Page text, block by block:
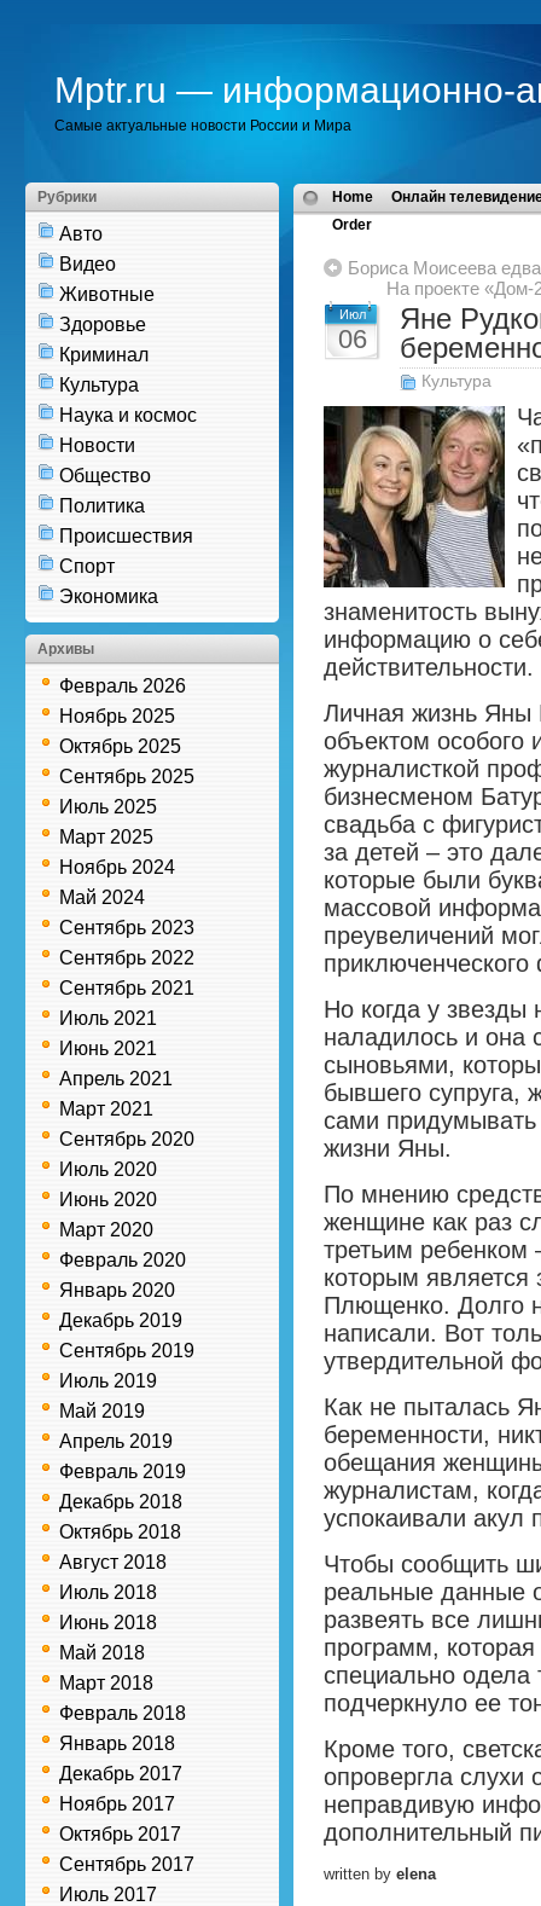
Mptr.ru — информационно-
Самые актуальные новости России и Мира
Рубрики
Авто
Видео
Животные
Здоровье
Криминал
Культура
Наука и космос
Новости
Общество
Политика
Происшествия
Спорт
Экономика
Архивы
Февраль 2026
Ноябрь 2025
Октябрь 2025
Сентябрь 2025
Июль 2025
Март 2025
Ноябрь 2024
Май 2024
Сентябрь 2023
Сентябрь 2022
Сентябрь 2021
Июль 2021
Июнь 2021
Апрель 2021
Март 2021
Сентябрь 2020
Июль 2020
Июнь 2020
Март 2020
Февраль 2020
Январь 2020
Декабрь 2019
Сентябрь 2019
Июль 2019
Май 2019
Апрель 2019
Февраль 2019
Декабрь 2018
Октябрь 2018
Август 2018
Июль 2018
Июнь 2018
Май 2018
Март 2018
Февраль 2018
Январь 2018
Декабрь 2017
Ноябрь 2017
Октябрь 2017
Сентябрь 2017
Июль 2017
Home
Онлайн
Order
Бориса Моисеева
На проекте «Дом-
Июл
06
Яне
Культура
знаменитость
информацию о
действительности.
Личная жизнь Яны
объектом особого
журналисткой
бизнесменом
свадьба с
за детей – это
которые были
массовой
преувеличений
Но когда у
наладилось и она
сыновьями,
бывшего супруга,
сами
жизни Яны.
По мнению
женщине как раз
третьим
которым является
Плющенко. Долго
написали. Вот
утвердительной
Как не пыталась
беременности,
обещания
журналистам,
успокаивали акул
Чтобы сообщить
реальные данные
развеять все
программ,
специально одела
подчеркнуло ее
Кроме того,
опровергла слухи
неправдивую
дополнительный
written by elena